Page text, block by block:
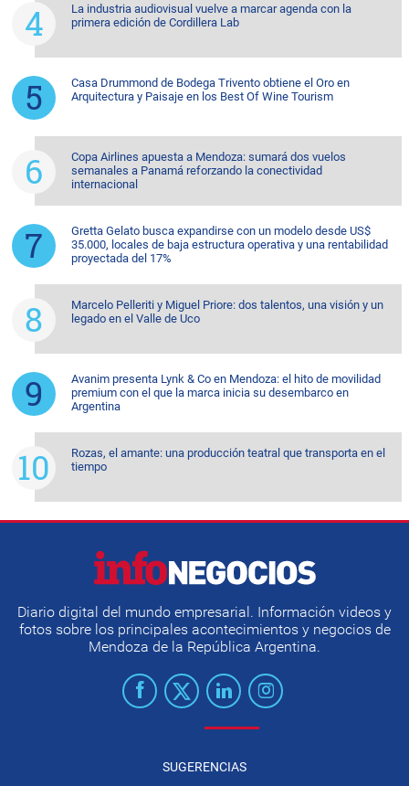
La industria audiovisual vuelve a marcar agenda con la
primera edición de Cordillera Lab
Casa Drummond de Bodega Trivento obtiene el Oro en
Arquitectura y Paisaje en los Best Of Wine Tourism
Copa Airlines apuesta a Mendoza: sumará dos vuelos
semanales a Panamá reforzando la conectividad
internacional
Gretta Gelato busca expandirse con un modelo desde US$
35.000, locales de baja estructura operativa y una rentabilidad
proyectada del 17%
Marcelo Pelleriti y Miguel Priore: dos talentos, una visión y un
legado en el Valle de Uco
Avanim presenta Lynk & Co en Mendoza: el hito de movilidad
premium con el que la marca inicia su desembarco en
Argentina
Rozas, el amante: una producción teatral que transporta en el
tiempo
Diario digital del mundo empresarial. Información videos y
fotos sobre los principales acontecimientos y negocios de
Mendoza de la República Argentina.
SUGERENCIAS